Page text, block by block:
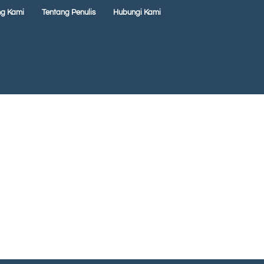
Kami Tentang Penulis Hubungi Kami